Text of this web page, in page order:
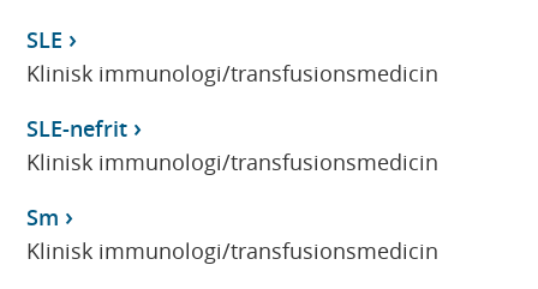
SLE
Klinisk immunologi/transfusionsmedicin
SLE-nefrit
Klinisk immunologi/transfusionsmedicin
Sm
Klinisk immunologi/transfusionsmedicin